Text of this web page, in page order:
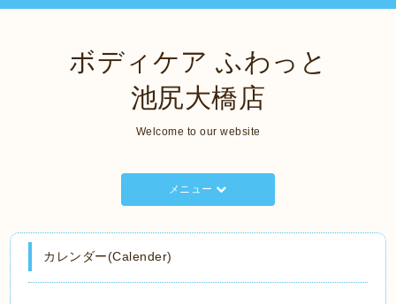
ボディケア ふわっと
池尻大橋店
Welcome to our website
メニュー
カレンダー(Calender)